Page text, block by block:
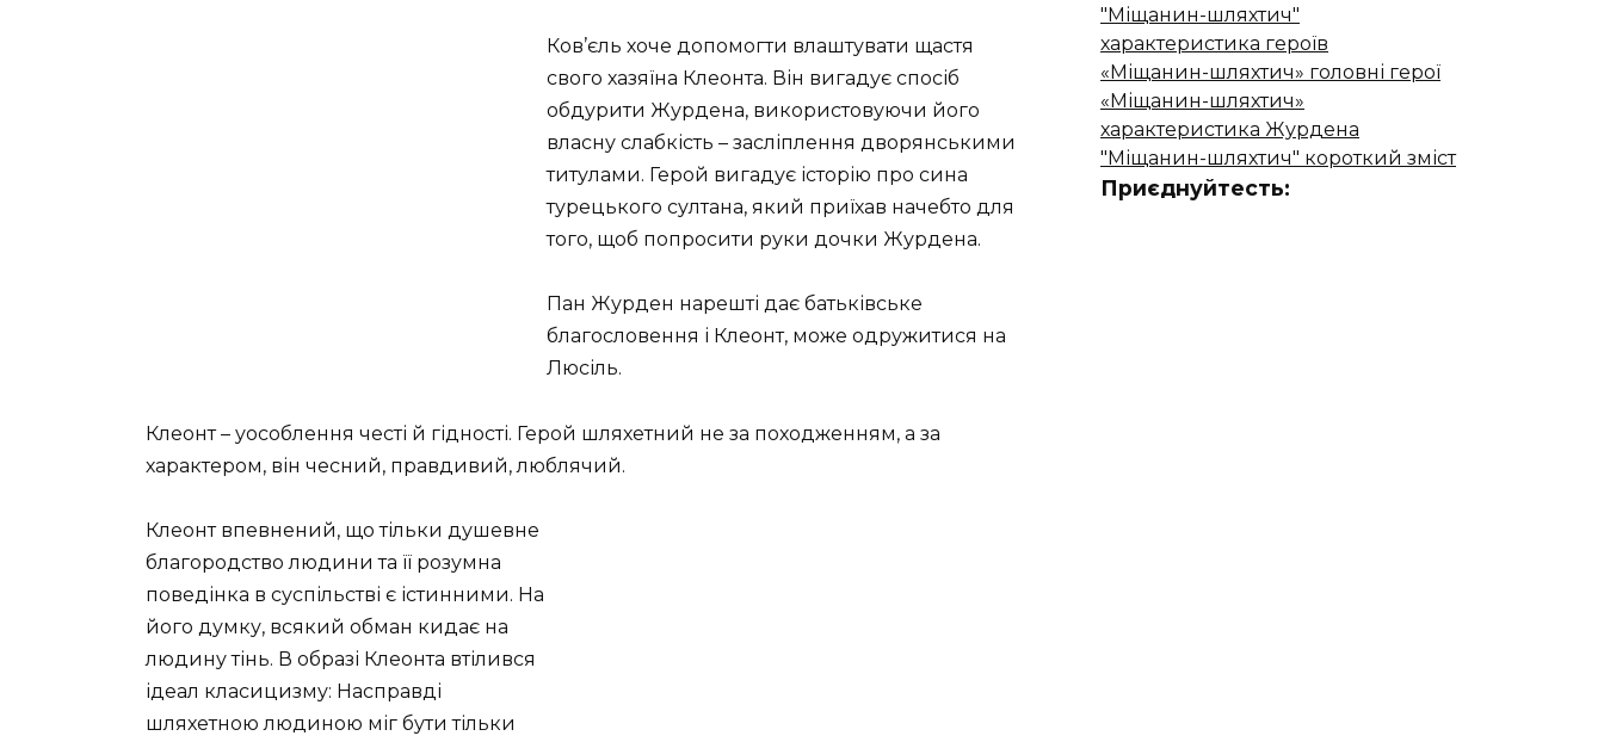
Ков’єль хоче допомогти влаштувати щастя
свого хазяїна Клеонта. Він вигадує спосіб
обдурити Журдена, використовуючи його
власну слабкість – засліплення дворянськими
титулами. Герой вигадує історію про сина
турецького султана, який приїхав начебто для
того, щоб попросити руки дочки Журдена.
Пан Журден нарешті дає батьківське
благословення і Клеонт, може одружитися на
Люсіль.
Клеонт – уособлення честі й гідності. Герой шляхетний не за походженням, а за
характером, він чесний, правдивий, люблячий.
Клеонт впевнений, що тільки душевне
благородство людини та її розумна
поведінка в суспільстві є істинними. На
його думку, всякий обман кидає на
людину тінь. В образі Клеонта втілився
ідеал класицизму: Насправді
шляхетною людиною міг бути тільки
"Міщанин-шляхтич"
характеристика героїв
«Міщанин-шляхтич» головні герої
«Міщанин-шляхтич»
характеристика Журдена
"Міщанин-шляхтич" короткий зміст
Приєднуйтесть: